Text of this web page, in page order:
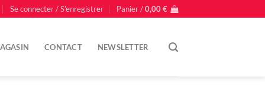
Se connecter / S’enregistrer Panier /0,00€
CONTACT NEWSLETTER